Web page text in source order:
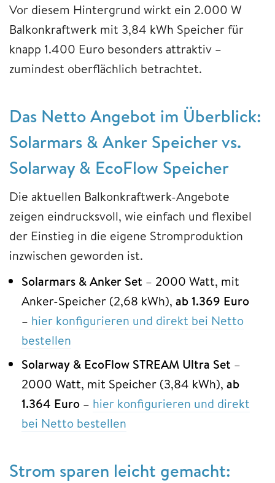
Vor diesem Hintergrund wirkt ein 2.000 W
Balkonkraftwerk mit 3,84 kWh Speicher für
knapp 1.400 Euro besonders attraktiv –
zumindest oberflächlich betrachtet.
Das Netto Angebot im Überblick:
Solarmars & Anker Speicher vs.
Solarway & EcoFlow Speicher
Die aktuellen Balkonkraftwerk-Angebote
zeigen eindrucksvoll, wie einfach und flexibel
der Einstieg in die eigene Stromproduktion
inzwischen geworden ist.
Solarmars & Anker Set – 2000 Watt, mit
Anker-Speicher (2,68 kWh), ab 1.369 Euro
– hier konfigurieren und direkt bei Netto
bestellen
Solarway & EcoFlow STREAM Ultra Set –
2000 Watt, mit Speicher (3,84 kWh), ab
1.364 Euro – hier konfigurieren und direkt
bei Netto bestellen
Strom sparen leicht gemacht: